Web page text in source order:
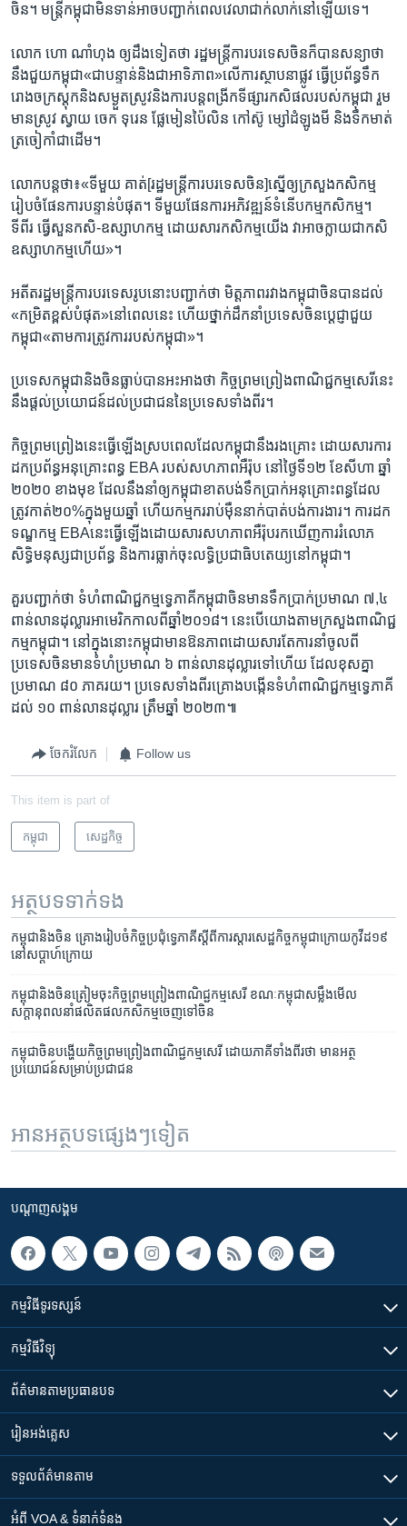
ចិន។​ មន្រ្តី​កម្ពុជា​មិន​ទាន់​អាច​បញ្ជាក់​ពេល​វេលា​ជាក់លាក់​នៅ​ឡើយ​ទេ។​
លោក ​ហោ ណាំហុង​ ឲ្យ​ដឹង​ទៀត​ថា ​រដ្ឋមន្ត្រី​ការ​បរទេស​ចិន​ក៏​បាន​សន្យា​ថា
នឹង​ជួយ​កម្ពុជា​«ជា​បន្ទាន់​និងជា​អាទិភាព»​លើ​ការ​ស្ថាបនា​ផ្លូវ ធ្វើ​ប្រព័ន្ធ​ទឹក​
រោងចក្រ​ស្តុក​និង​សម្ងួត​ស្រូវ​និង​ការ​បន្ត​ពង្រីក​ទីផ្សារ​កសិផល​របស់​កម្ពុជា​ រួម​
មាន​ស្រូវ ​ស្វាយ ​ចេក​ ទុរេន​ ផ្លែ​មៀនប៉ៃលិន ​កៅស៊ូ ​ម្សៅ​ដំឡូងមី​ និង​ទឹកមាត់​
ត្រចៀកាំ​ជាដើម។​
លោក​បន្ត​ថា៖​«ទីមួយ ​គាត់​[រដ្ឋមន្រ្តី​ការ​បរទេស​ចិន]​ស្នើ​ឲ្យ​ក្រសួង​កសិកម្ម​
រៀបចំ​ផែនការ​បន្ទាន់​បំផុត។​ ទីមួយ​ផែន​ការ​អភិវឌ្ឍន៍​ទំនើប​កម្ម​កសិកម្ម។​
ទីពីរ​ ធ្វើសួន​កសិ-ឧស្សាហ​កម្ម​ ដោយសារ​កសិកម្ម​យើង​ វា​អាច​ក្លាយ​ជា​កសិ
ឧស្សាហ​កម្ម​ហើយ»។​
អតីត​រដ្ឋមន្រ្តី​ការ​បរទេស​រូប​នោះ​បញ្ជាក់​ថា មិត្តភាព​រវាង​កម្ពុជា​ចិន​បាន​ដល់​
«កម្រិត​ខ្ពស់​បំផុត»​នៅពេល​នេះ ​ហើយ​ថ្នាក់​ដឹកនាំ​ប្រទេស​ចិន​ប្តេជ្ញា​ជួយ​
កម្ពុជា​«តាម​ការ​ត្រូវ​ការ​របស់​កម្ពុជា»។​
ប្រទេស​កម្ពុជា​និង​ចិន​ធ្លាប់​បាន​អះអាង​ថា ​កិច្ច​ព្រមព្រៀង​ពាណិជ្ជ​កម្ម​សេរី​នេះ​
នឹង​ផ្តល់​ប្រយោជន៍​ដល់​ប្រជាជន​នៃ​ប្រទេស​ទាំងពីរ។​
កិច្ច​ព្រមព្រៀង​នេះ​ធ្វើ​ឡើង​ស្រប​ពេល​ដែល​កម្ពុជា​នឹង​រងគ្រោះ​ ដោយសារ​ការ​
ដក​ប្រព័ន្ធ​អនុគ្រោះ​ពន្ធ​ EBA​ របស់​សហភាព​អឺរ៉ុប ​នៅ​ថ្ងៃ​ទី១២​ ខែ​សីហា ​ឆ្នាំ​
២០២០ ​ខាង​មុខ ​ដែល​នឹង​នាំ​ឲ្យ​កម្ពុជា​ខាត​បង់ទឹក​ប្រាក់​អនុគ្រោះពន្ធដែល​
ត្រូវ​កាត់​២០%ក្នុង​មួយ​ឆ្នាំ ​ហើយ​កម្មករ​រាប់ម៉ឺន​នាក់​បាត់បង់​ការងារ។​ ការ​ដក​
ទណ្ឌកម្ម​ EBA​នេះ​ធ្វើ​ឡើង​ដោយសារ​សហភាព​អឺរ៉ុប​រក​ឃើញ​ការ​រំលោភ​
សិទ្ធិ​មនុស្ស​ជា​ប្រព័ន្ធ​ និង​ការ​ធ្លាក់​ចុះ​លទ្ធិ​ប្រជា​ធិបតេយ្យ​នៅ​កម្ពុជា។​
គួរ​បញ្ជាក់​ថា​ ទំហំ​ពាណិជ្ជ​កម្ម​ទ្វេភាគី​កម្ពុជា​ចិន​មាន​ទឹក​ប្រាក់​ប្រមាណ​ ៧,៤​
ពាន់​លាន​ដុល្លារ​អាមេរិក​កាល​ពី​ឆ្នាំ​២០១៨។​ នេះ​បើ​យោង​តាម​ក្រសួង​ពាណិជ្ជ​
កម្ម​កម្ពុជា។ នៅ​ក្នុង​នោះ​កម្ពុជា​មាន​ឱនភាព​ដោយសារ​តែ​ការ​នាំចូល​ពី​
ប្រទេស​ចិន​មាន​ទំហំ​ប្រមាណ​ ៦ ពាន់​លាន​ដុល្លារ​ទៅ​ហើយ ​ដែល​ខុស​គ្នា​
ប្រមាណ​ ៨០ ​ភាគ​រយ។​ ប្រទេស​ទាំង​ពីរ​គ្រោង​បង្កើន​ទំហំ​ពាណិជ្ជ​កម្ម​ទ្វេភាគី​
ដល់​ ១០​ ពាន់​លាន​ដុល្លារ ​ត្រឹម​ឆ្នាំ​ ២០២៣៕
ចែករំលែក Follow us
This item is part of
កម្ពុជា សេដ្ឋកិច្ច
អត្ថបទ​ទាក់ទង
កម្ពុជា​និង​ចិន គ្រោង​រៀបចំ​កិច្ច​ប្រជុំ​ទ្វេភាគី​ស្តីពី​ការ​ស្តារ​សេដ្ឋកិច្ច​កម្ពុជា​ក្រោយ​កូវីដ​១៩​
នៅ​សប្តាហ៍​ក្រោយ
កម្ពុជា​និង​ចិន​ត្រៀម​ចុះ​កិច្ចព្រមព្រៀង​ពាណិជ្ជកម្ម​សេរី ខណៈ​កម្ពុជា​សម្លឹង​មើល​
សក្តានុពល​នាំ​ផលិតផល​កសិកម្ម​ចេញ​ទៅ​ចិន
កម្ពុជា​ចិន​បង្ហើយ​កិច្ចព្រមព្រៀង​ពាណិជ្ជកម្ម​សេរី ដោយ​ភាគី​ទាំងពីរ​ថា មាន​អត្ថ
ប្រយោជន៍​សម្រាប់​ប្រជាជន
អានអត្ថបទផ្សេងៗទៀត
បណ្តាញ​សង្គម
កម្មវិធី​ទូរទស្សន៍
កម្មវិធី​វិទ្យុ
ព័ត៌មាន​តាមប្រធានបទ​
រៀន​​អង់គ្លេស
ទទួល​ព័ត៌មាន​តាម
អំពី​ VOA & ទំនាក់ទំនង